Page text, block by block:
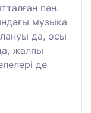
пән.
музыка
да, осы
жалпы
де